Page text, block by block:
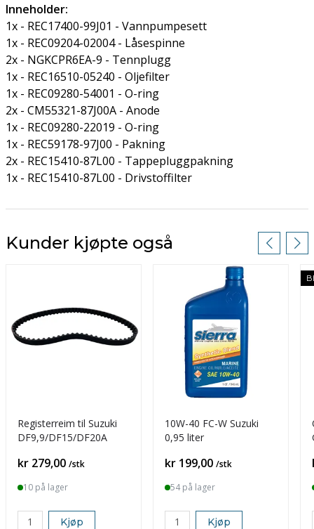
Inneholder:
1x - REC17400-99J01 - Vannpumpesett
1x - REC09204-02004 - Låsespinne
2x - NGKCPR6EA-9 - Tennplugg
1x - REC16510-05240 - Oljefilter
1x - REC09280-54001 - O-ring
2x - CM55321-87J00A - Anode
1x - REC09280-22019 - O-ring
1x - REC59178-97J00 - Pakning
2x - REC15410-87L00 - Tappepluggpakning
1x - REC15410-87L00 - Drivstoffilter
Kunder kjøpte også
Registerreim til Suzuki
DF9,9/DF15/DF20A
Pris
kr 279,00 /stk
10 på lager
Kjøp
10W-40 FC-W Suzuki
0,95 liter
Pris
kr 199,00 /stk
54 på lager
Kjøp